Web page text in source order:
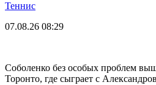
Теннис
07.08.26 08:29
Соболенко без особых проблем
Торонто, где сыграет с